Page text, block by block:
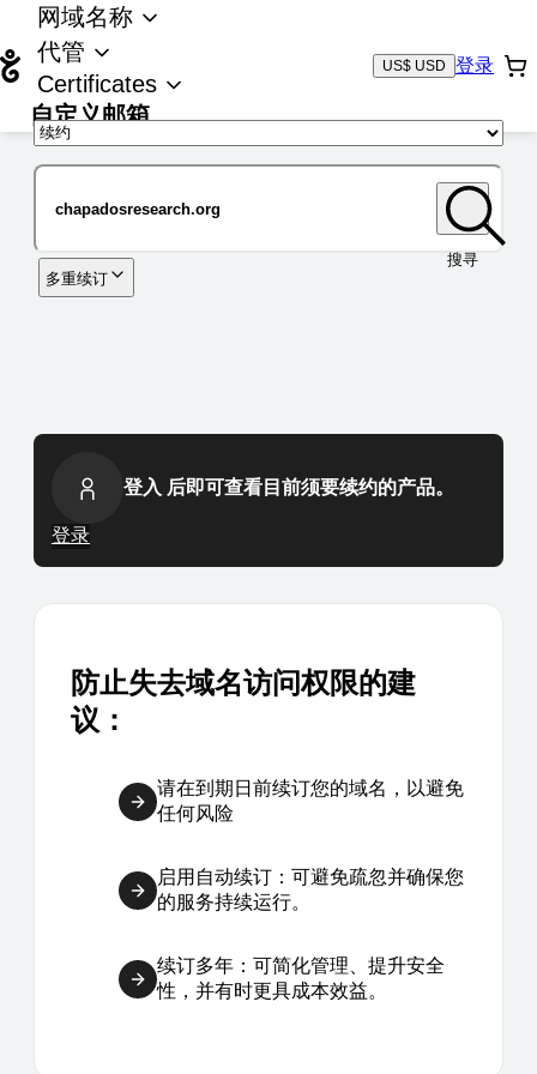
网域名称
代管
Certificates
自定义邮箱
US$ USD 登录
搜寻
多重续订
登入 后即可查看目前须要续约的产品。
登录
防止失去域名访问权限的建
议：
请在到期日前续订您的域名，以避免
任何风险
启用自动续订：可避免疏忽并确保您
的服务持续运行。
续订多年：可简化管理、提升安全
性，并有时更具成本效益。